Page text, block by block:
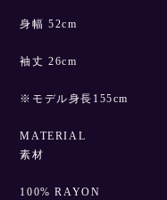
身幅 52cm
袖丈 26cm
※モデル身長155cm
MATERIAL
素材
100% RAYON